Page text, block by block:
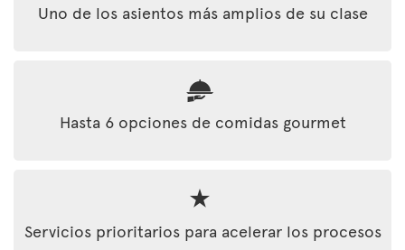
Uno de los asientos más amplios de su clase
Hasta 6 opciones de comidas gourmet
Servicios prioritarios para acelerar los procesos